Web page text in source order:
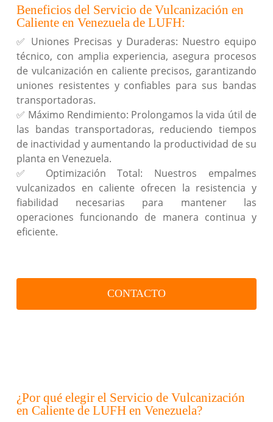
Beneficios del Servicio de Vulcanización en
Caliente en Venezuela de LUFH:
✅ Uniones Precisas y Duraderas: Nuestro equipo
técnico, con amplia experiencia, asegura procesos
de vulcanización en caliente precisos, garantizando
uniones resistentes y confiables para sus bandas
transportadoras.
✅ Máximo Rendimiento: Prolongamos la vida útil de
las bandas transportadoras, reduciendo tiempos
de inactividad y aumentando la productividad de su
planta en Venezuela.
✅ Optimización Total: Nuestros empalmes
vulcanizados en caliente ofrecen la resistencia y
fiabilidad necesarias para mantener las
operaciones funcionando de manera continua y
eficiente.
CONTACTO
¿Por qué elegir el Servicio de Vulcanización
en Caliente de LUFH en Venezuela?